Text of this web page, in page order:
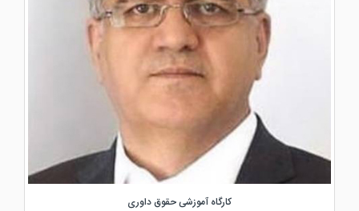
کارگاه آموزشی حقوق داوری